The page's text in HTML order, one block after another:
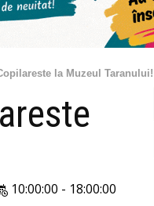
la Muzeul Taranului!
10:00:00 - 18:00:00